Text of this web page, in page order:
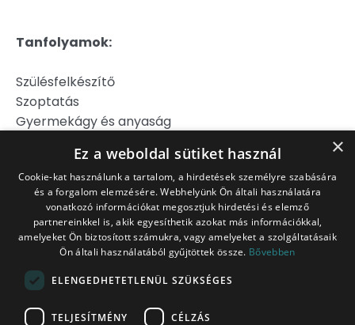
Tanfolyamok:
Szülésfelkészítő
Szoptatás
Gyermekágy és anyaság
Szülj könnyebben!
Jogi Nyilatkozat
Adatkezelési Tájékoztató
Általános Szerződési Feltételek
Belépés tagoknak
ITT!
Platina Csomag
×
Ez a weboldal sütiket használ
Cookie-kat használunk a tartalom, a hirdetések személyre szabására
és a forgalom elemzésére. Webhelyünk Ön általi használatára
vonatkozó információkat megosztjuk hirdetési és elemző
partnereinkkel is, akik egyesíthetik azokat más információkkal,
amelyeket Ön biztosított számukra, vagy amelyeket a szolgáltatásaik
Ön általi használatából gyűjtöttek össze. Bővebben
ELENGEDHETETLENÜL SZÜKSÉGES
TELJESÍTMÉNY CÉLZÁS